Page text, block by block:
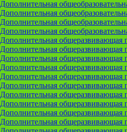
Дополнительная
Дополнительная
Дополнительная
Дополнительная
Дополнительная
Дополнительная общеразвивающая
Дополнительная общеразвивающая
Дополнительная общеразвивающая
Дополнительная общеразвивающая
Дополнительная общеразвивающая
Дополнительная общеразвивающая
Дополнительная общеразвивающая
Дополнительная общеразвивающая
Дополнительная